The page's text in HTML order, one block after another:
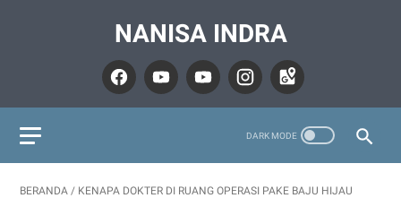
NANISA INDRA
BERANDA / KENAPA DOKTER DI RUANG OPERASI PAKE BAJU HIJAU